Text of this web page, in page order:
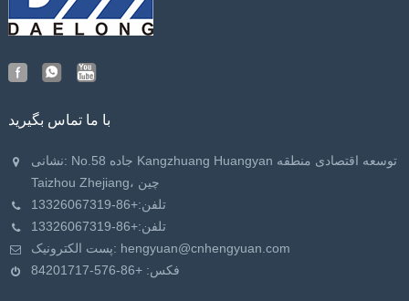
با ما تماس بگیرید
نشانی: No.58 جاده Kangzhuang Huangyan توسعه اقتصادی منطقه
Taizhou Zhejiang، چین
تلفن:+86-13326067319
تلفن:+86-13326067319
پست الکترونیک: hengyuan@cnhengyuan.com
فکس: +86-576-84201717